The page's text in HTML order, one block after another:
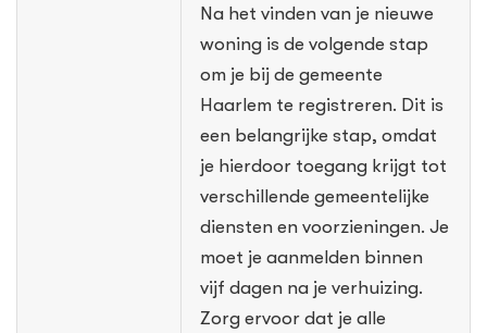
Na het vinden van je nieuwe
woning is de volgende stap
om je bij de gemeente
Haarlem te registreren. Dit is
een belangrijke stap, omdat
je hierdoor toegang krijgt tot
verschillende gemeentelijke
diensten en voorzieningen. Je
moet je aanmelden binnen
vijf dagen na je verhuizing.
Zorg ervoor dat je alle